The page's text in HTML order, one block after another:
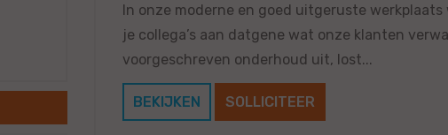
In onze moderne en goed uitgeruste werkplaats
je collega’s aan datgene wat onze klanten
voorgeschreven onderhoud uit, lost...
BEKIJKEN SOLLICITEER